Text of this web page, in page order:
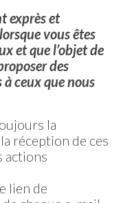
exprès et
vous êtes
et que l’objet de
des
ceux que nous
la
réception de ces
actions
lien de